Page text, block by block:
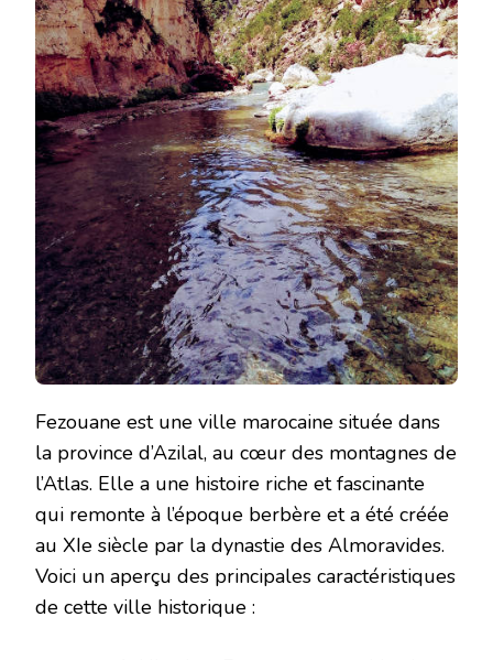
Fezouane est une ville marocaine située dans
la province d’Azilal, au cœur des montagnes de
l’Atlas. Elle a une histoire riche et fascinante
qui remonte à l’époque berbère et a été créée
au XIe siècle par la dynastie des Almoravides.
Voici un aperçu des principales caractéristiques
de cette ville historique :